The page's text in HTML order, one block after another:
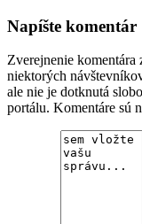
Napíšte komentár
Zverejnenie
niektorých
ale nie je dotknutá
portálu. Komentáre sú